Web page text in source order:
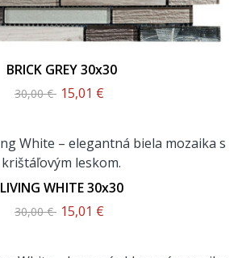
BRICK GREY 30x30
30,00 € 15,01 €
LIVING WHITE 30x30
30,00 € 15,01 €